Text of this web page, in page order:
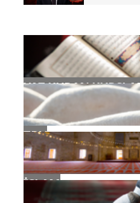
YAZ KURAN
TDV
İSLAM